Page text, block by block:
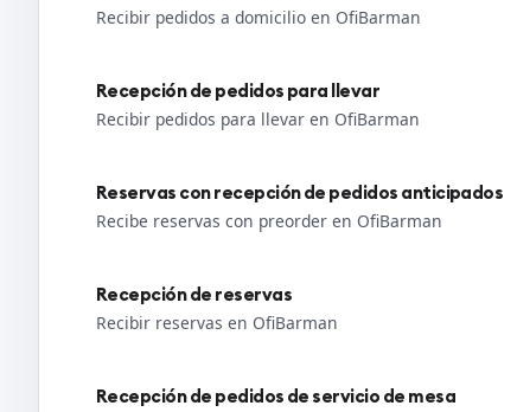
Recibir pedidos a domicilio en OfiBarman
Recepción de pedidos para llevar
Recibir pedidos para llevar en OfiBarman
Reservas con recepción de pedidos anticipados
Recibe reservas con preorder en OfiBarman
Recepción de reservas
Recibir reservas en OfiBarman
Recepción de pedidos de servicio de mesa